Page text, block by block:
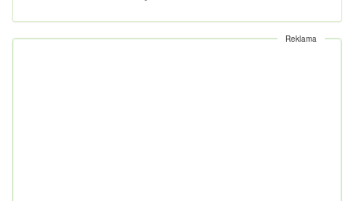
Reklama